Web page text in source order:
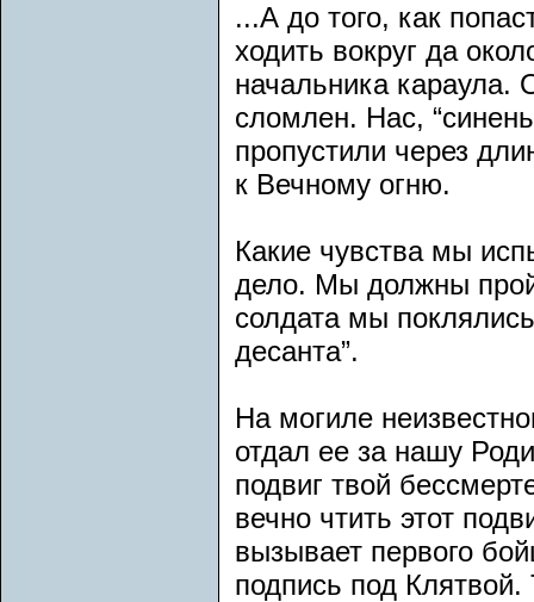
...А до того, как
ходить вокруг да
начальника караула.
сломлен. Нас,
пропустили через
к Вечному огню.
Какие чувства мы
дело. Мы должны
солдата мы
десанта”.
На могиле
отдал ее за нашу
подвиг твой
вечно чтить этот
вызывает первого
подпись под